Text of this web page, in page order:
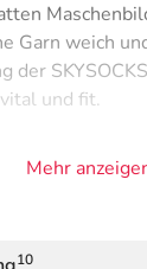
Garn weich
der
und fit.
nach
Mehr
10